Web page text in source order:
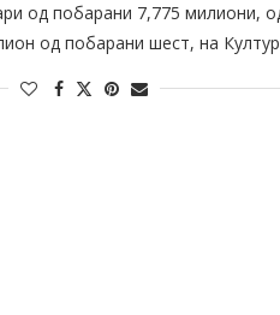
од побарани 7,775 милиони,
од побарани шест, на